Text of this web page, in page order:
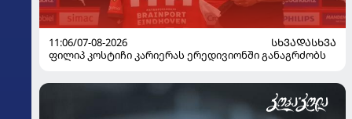
11:06/07-08-2026
ᲡᲮᲕᲐᲓᲐᲡᲮᲕᲐ
ფილიპ კოსტიჩი კარიერას ერედივიონში განაგრძობს